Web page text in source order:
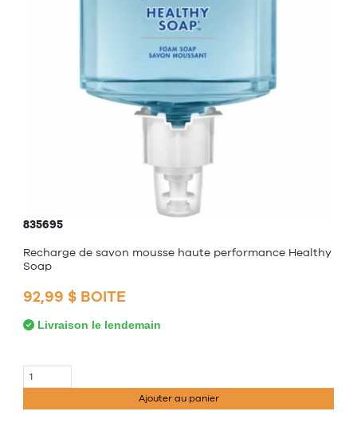
835695
Recharge de savon mousse haute performance Healthy
Soap
92,99 $ BOITE
Livraison le lendemain
Ajouter au panier